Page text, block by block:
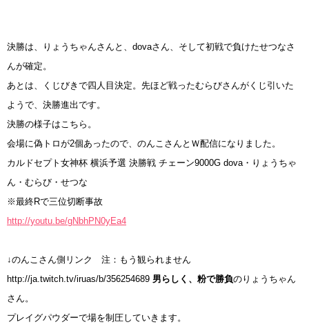
決勝は、りょうちゃんさんと、dovaさん、そして初戦で負けたせつなさ
んが確定。
あとは、くじびきで四人目決定。先ほど戦ったむらびさんがくじ引いた
ようで、決勝進出です。
決勝の様子はこちら。
会場に偽トロが2個あったので、のんこさんとＷ配信になりました。
カルドセプト女神杯 横浜予選 決勝戦 チェーン9000G dova・りょうちゃ
ん・むらび・せつな
※最終Rで三位切断事故
http://youtu.be/gNbhPN0yEa4
↓のんこさん側リンク 注：もう観られません
http://ja.twitch.tv/iruas/b/356254689 男らしく、粉で勝負のりょうちゃん
さん。
プレイグパウダーで場を制圧していきます。